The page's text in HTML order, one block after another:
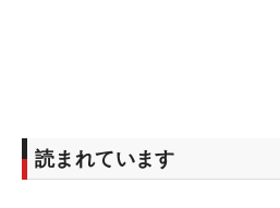
読まれています